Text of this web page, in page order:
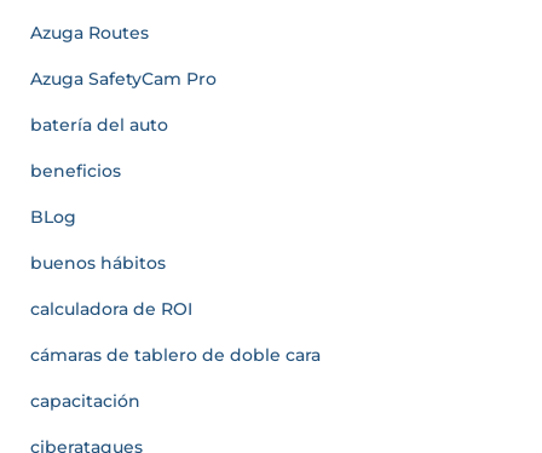
Azuga Routes
Azuga SafetyCam Pro
batería del auto
beneficios
BLog
buenos hábitos
calculadora de ROI
cámaras de tablero de doble cara
capacitación
ciberataques